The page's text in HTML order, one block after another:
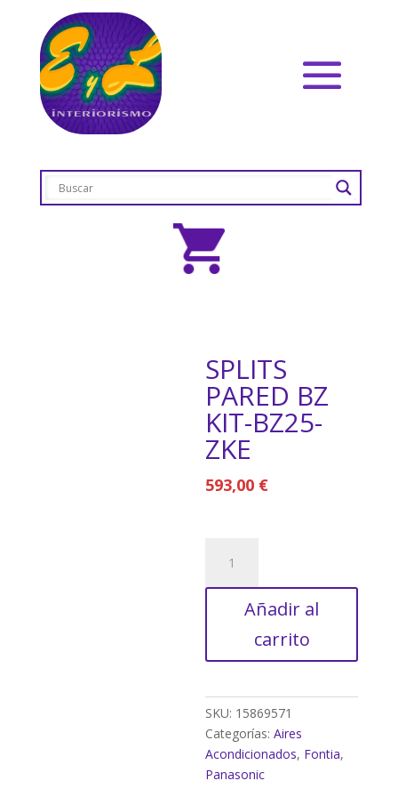
SPLITS
PARED BZ
KIT-BZ25-
ZKE
593,00 €
PARED
BZ
Añadir al
carrito
SKU: 15869571
Categorías:Aires
Acondicionados, Fontia,
Panasonic